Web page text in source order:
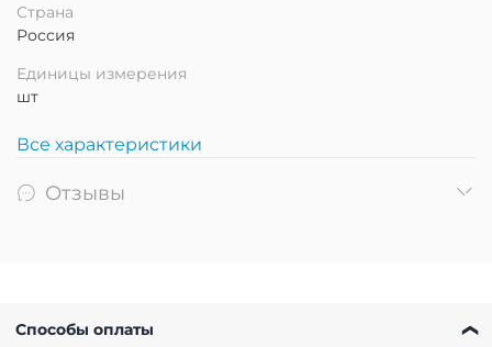
Страна
Россия
Единицы измерения
шт
Все характеристики
Отзывы
Способы оплаты